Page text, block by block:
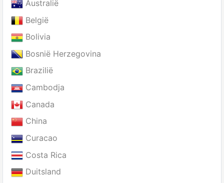
Australië
België
Bolivia
Bosnië Herzegovina
Brazilië
Cambodja
Canada
China
Curacao
Costa Rica
Duitsland